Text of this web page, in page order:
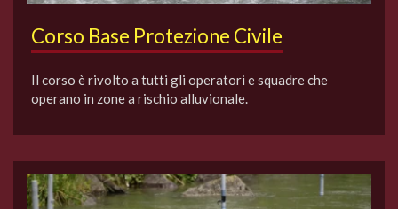
Corso Base Protezione Civile
Il corso è rivolto a tutti gli operatori e squadre che
operano in zone a rischio alluvionale.